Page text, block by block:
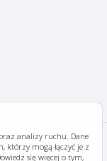
analizy ruchu. Dane
którzy mogą łączyć je z
się więcej o tym,